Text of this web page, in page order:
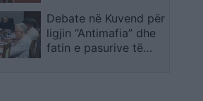
Debate në Kuvend për
ligjin “Antimafia” dhe
fatin e pasurive të